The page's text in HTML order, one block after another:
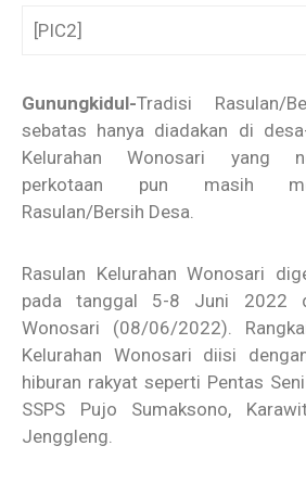
[PIC2]
Gunungkidul-Tradisi Rasulan/
sebatas hanya diadakan di
Kelurahan Wonosari yang
perkotaan pun masih
Rasulan/Bersih Desa.
Rasulan Kelurahan Wonosari
pada tanggal 5-8 Juni 2022
Wonosari (08/06/2022).
Kelurahan Wonosari diisi
hiburan rakyat seperti Pentas
SSPS Pujo Sumaksono,
Jenggleng.